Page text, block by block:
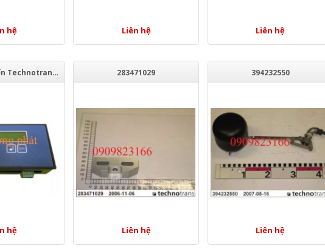
hệ Liên hệ Liên hệ
Bảng điều khiển Technotrans 255814026
hệ
283471029
Liên hệ
394232550
Liên hệ